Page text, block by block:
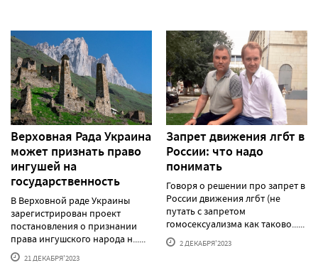
Верховная Рада Украина
может признать право
ингушей на
государственность
В Верховной раде Украины
зарегистрирован проект
постановления о признании
права ингушского народа н......
21 ДЕКАБРЯ'2023
Запрет движения лгбт в
России: что надо
понимать
Говоря о решении про запрет в
России движения лгбт (не
путать с запретом
гомосексуализма как таково......
2 ДЕКАБРЯ'2023